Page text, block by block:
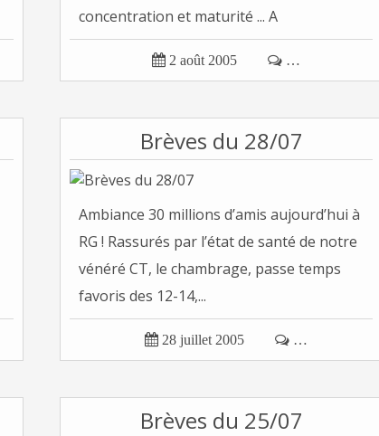
concentration et maturité ... A
commencer...
 2 août 2005  …
Brèves du 28/07
Ambiance 30 millions d’amis aujourd’hui à
RG ! Rassurés par l’état de santé de notre
vénéré CT, le chambrage, passe temps
favoris des 12-14,...
 28 juillet 2005  …
Brèves du 25/07